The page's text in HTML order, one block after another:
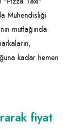
Mühendisliği
mutfağında
kadar hemen
fiyat